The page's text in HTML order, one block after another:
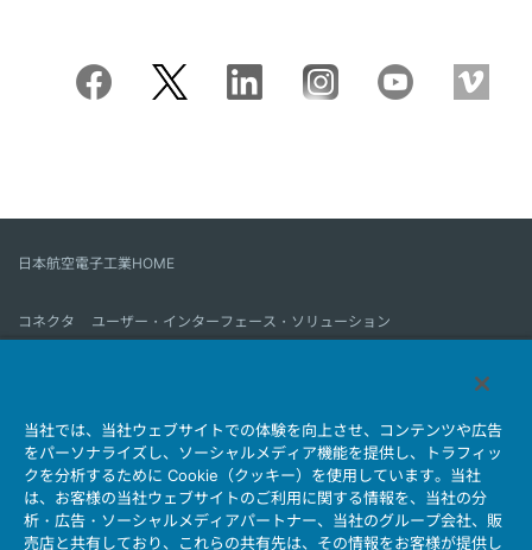
日本航空電子工業HOME
コネクタ
ユーザー・インターフェース・ソリューション
会社情報 サステナビリティ IR情報 採用情報
会社情報新着一覧
製品情報新着一覧
サイトマップ お問い合わせ
当社では、当社ウェブサイトでの体験を向上させ、コンテンツや広告
をパーソナライズし、ソーシャルメディア機能を提供し、トラフィッ
クを分析するために Cookie（クッキー）を使用しています。当社
は、お客様の当社ウェブサイトのご利用に関する情報を、当社の分
析・広告・ソーシャルメディアパートナー、当社のグループ会社、販
売店と共有しており、これらの共有先は、その情報をお客様が提供し